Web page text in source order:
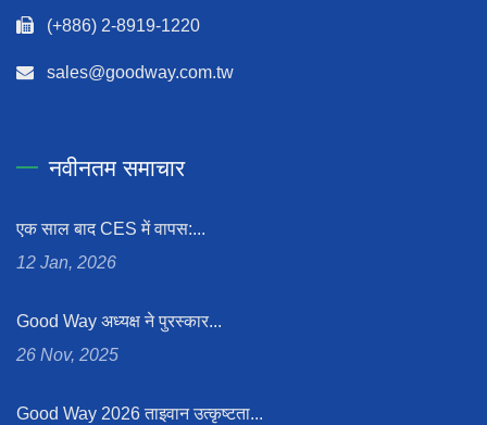
(+886) 2-8919-1220
sales@goodway.com.tw
नवीनतम समाचार
एक साल बाद CES में वापस:...
12 Jan, 2026
Good Way अध्यक्ष ने पुरस्कार...
26 Nov, 2025
Good Way 2026 ताइवान उत्कृष्टता...